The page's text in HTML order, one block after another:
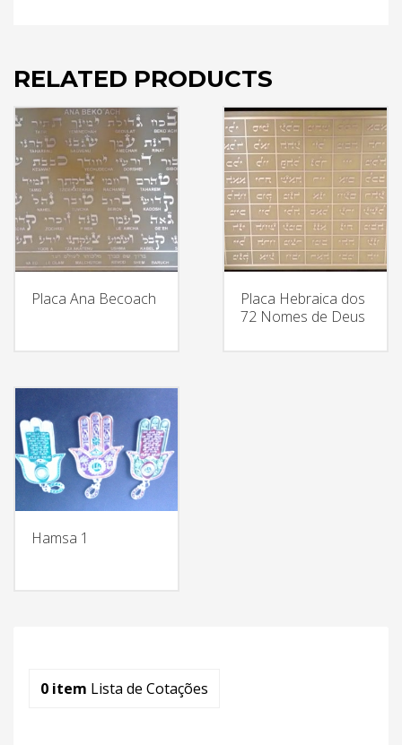
RELATED PRODUCTS
Placa Ana Becoach
Placa Hebraica dos
72 Nomes de Deus
Hamsa 1
0 item Lista de Cotações